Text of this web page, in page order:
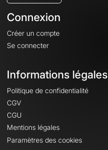
Connexion
Créer un compte
Se connecter
Informations légales
Politique de confidentialité
CGV
CGU
Mentions légales
Paramètres des cookies